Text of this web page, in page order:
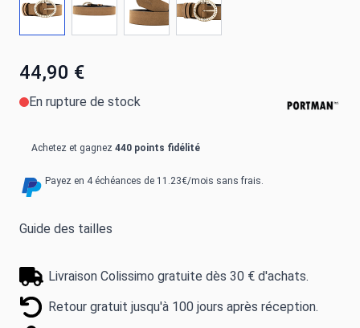
44,90 €
En rupture de stock
Achetez et gagnez 440 points fidélité
Payez en 4 échéances de 11.23€/mois sans frais.
Guide des tailles
Livraison Colissimo gratuite dès 30 € d'achats.
Retour gratuit jusqu'à 100 jours après réception.